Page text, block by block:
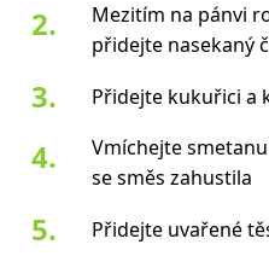
Mezitím na pánvi
přidejte nasekaný
Přidejte kukuřici a
Vmíchejte
se směs zahustila
Přidejte uvařené